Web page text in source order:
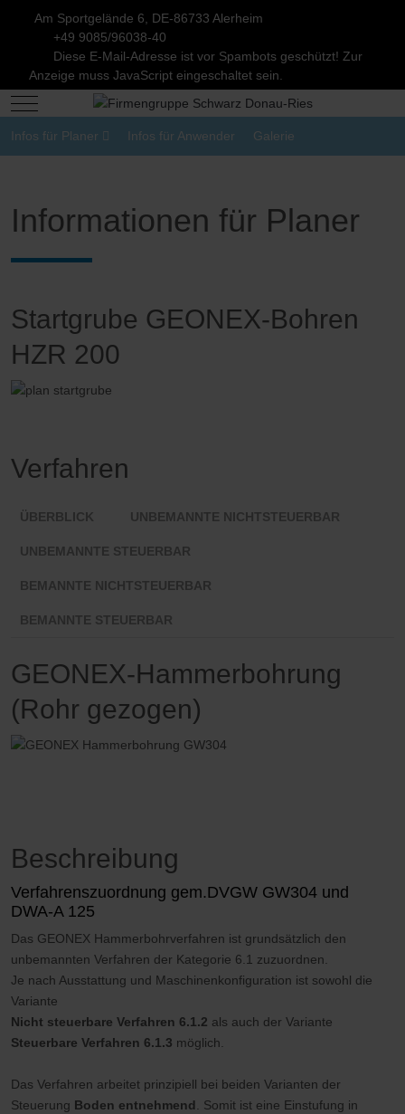
Am Sportgelände 6, DE-86733 Alerheim
+49 9085/96038-40
Diese E-Mail-Adresse ist vor Spambots geschützt! Zur
Anzeige muss JavaScript eingeschaltet sein.
Mobile Menu Toggle
Infos für Planer Infos für Anwender Galerie
Informationen für Planer
Startgrube GEONEX-Bohren
HZR 200
Verfahren
ÜBERBLICK UNBEMANNTE NICHTSTEUERBAR
UNBEMANNTE STEUERBAR
BEMANNTE NICHTSTEUERBAR
BEMANNTE STEUERBAR
GEONEX-Hammerbohrung
(Rohr gezogen)
Beschreibung
Verfahrenszuordnung gem.DVGW GW304 und
DWA-A 125
Das GEONEX Hammerbohrverfahren ist grundsätzlich den
unbemannten Verfahren der Kategorie 6.1 zuzuordnen.
Je nach Ausstattung und Maschinenkonfiguration ist sowohl die
Variante
Nicht steuerbare Verfahren 6.1.2 als auch der Variante
Steuerbare Verfahren 6.1.3 möglich.
Das Verfahren arbeitet prinzipiell bei beiden Varianten der
Steuerung Boden entnehmend . Somit ist eine Einstufung in